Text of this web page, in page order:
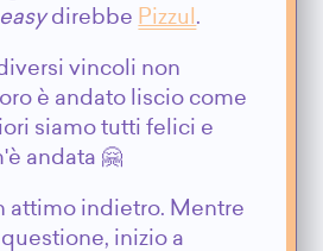
direbbe Pizzul.
vincoli non
è andato liscio come
siamo tutti felici e
andata 🤗
attimo indietro. Mentre
inizio a